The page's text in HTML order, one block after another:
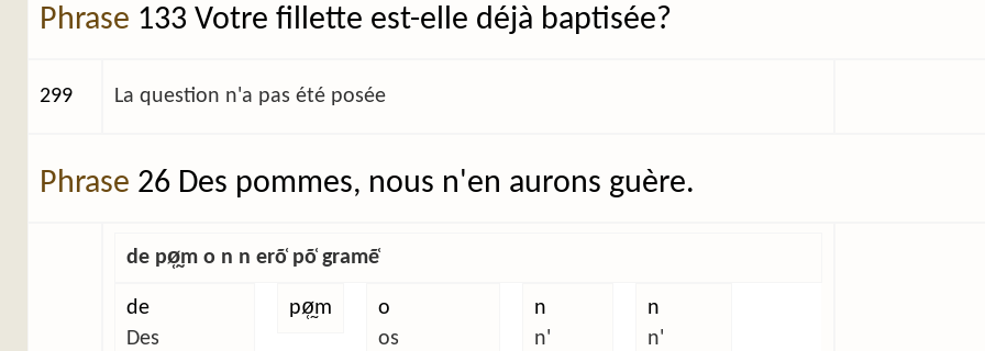
Phrase 133 Votre fillette est-elle déjà baptisée?
299 La question n'a pas été posée
Phrase 26 Des pommes, nous n'en aurons guère.
de pø̜̰m o n n erõ̜ põ̜ gramẽ̜
de
Des
pø̜̰m
o
os
n
n'
n
n'